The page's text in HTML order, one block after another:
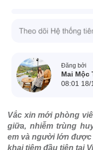
Đăng bởi
Mai Mộc
08:01 18/
Vắc xin mới phòng
giữa, nhiễm trùng
em và người lớn được
khai tiêm đầu tiên tại